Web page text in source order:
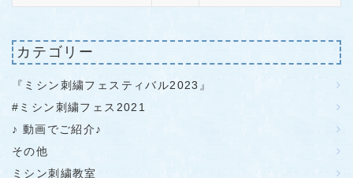
カテゴリー
『ミシン刺繍フェスティバル2023』
#ミシン刺繍フェス2021
♪ 動画でご紹介♪
その他
ミシン刺繍教室